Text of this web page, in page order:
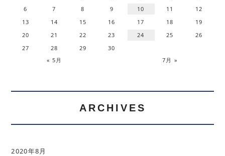
« 5月 7月 »
6
7 8 9 10 11
12
13
14 15 16 17 18
19
20
21 22 23 24 25
26
27
28 29 30
ARCHIVES
2020年8月